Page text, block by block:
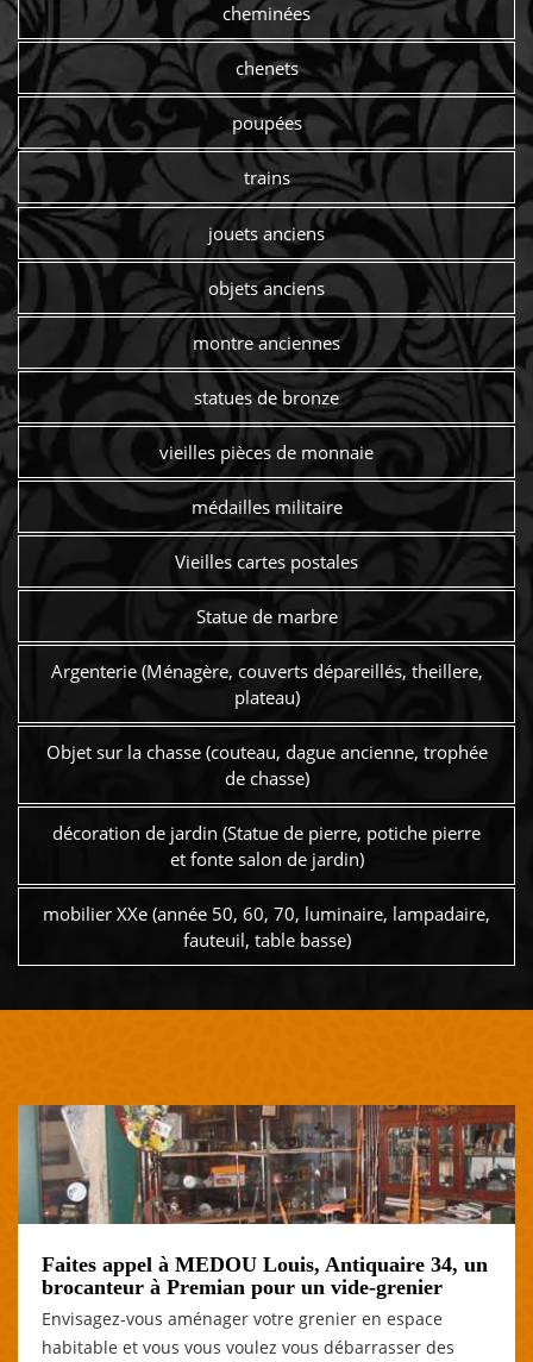
cheminées
chenets
poupées
trains
jouets anciens
objets anciens
montre anciennes
statues de bronze
vieilles pièces de monnaie
médailles militaire
Vieilles cartes postales
Statue de marbre
Argenterie (Ménagère, couverts dépareillés, theillere,
plateau)
Objet sur la chasse (couteau, dague ancienne, trophée
de chasse)
décoration de jardin (Statue de pierre, potiche pierre
et fonte salon de jardin)
mobilier XXe (année 50, 60, 70, luminaire, lampadaire,
fauteuil, table basse)
Faites appel à MEDOU Louis, Antiquaire 34, un
brocanteur à Premian pour un vide-grenier
Envisagez-vous aménager votre grenier en espace
habitable et vous vous voulez vous débarrasser des